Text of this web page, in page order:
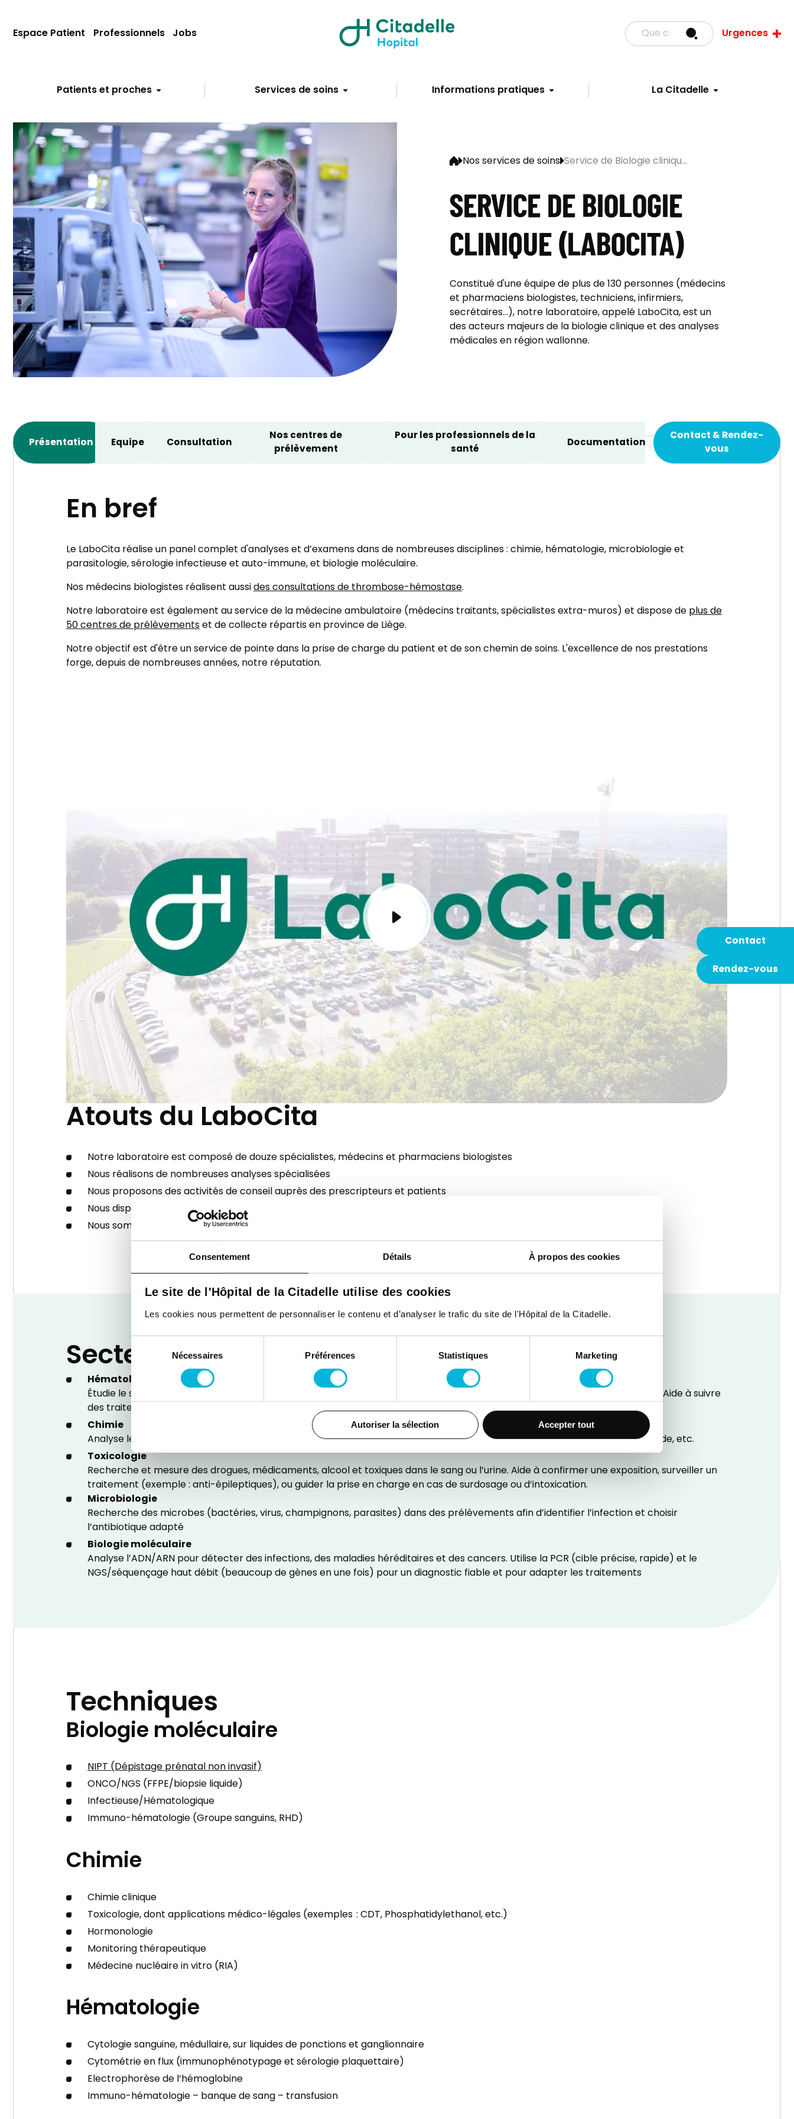
Consentement Détails À propos des cookies
Le site de l'Hôpital de la Citadelle utilise des cookies
Les cookies nous permettent de personnaliser le contenu et d’analyser le trafic du site de l'Hôpital de la Citadelle.
du
consentement
Nécessaires Préférences Statistiques Marketing
Autoriser la sélection Accepter tout
Patients et proches Services de soins Informations pratiques La Citadelle
Espace Patient Professionnels Jobs Urgences
Contact
Rendez-vous
Nos services de soins Service de Biologie cliniqu...
SERVICE DE BIOLOGIE
CLINIQUE (LABOCITA)
Constitué d'une équipe de plus de 130 personnes (médecins
et pharmaciens biologistes, techniciens, infirmiers,
secrétaires...), notre laboratoire, appelé LaboCita, est un
des acteurs majeurs de la biologie clinique et des analyses
médicales en région wallonne.
Présentation Equipe Consultation
Nos centres de
prélèvement
Pour les professionnels de la
santé
Documentation
Contact & Rendez-
vous
En bref
Le LaboCita réalise un panel complet d'analyses et d’examens dans de nombreuses disciplines : chimie, hématologie, microbiologie et
parasitologie, sérologie infectieuse et auto-immune, et biologie moléculaire.
Nos médecins biologistes réalisent aussides consultations de thrombose-hémostase.
Notre laboratoire est également au service de la médecine ambulatoire (médecins traitants, spécialistes extra-muros) et dispose deplus de
50 centres de prélèvementset de collecte répartis en province de Liège.
Notre objectif est d'être un service de pointe dans la prise de charge du patient et de son chemin de soins. L'excellence de nos prestations
forge, depuis de nombreuses années, notre réputation.
Atouts du LaboCita
Notre laboratoire est composé de douze spécialistes, médecins et pharmaciens biologistes
Nous réalisons de nombreuses analyses spécialisées
Nous proposons des activités de conseil auprès des prescripteurs et patients
Nous disposons d’un laboratoire d'urgence fonctionnant 24h/24 et 7j/7
Nous sommes accrédités ISO 15189 par
Secteurs d’activité
Hématologie
Étudie le sang (globules, plaquettes) pour dépister anémies, infections, troubles de la coagulation, cancers hématologiques. Aide à suivre
des traitements comme les anticoagulants
Chimie
Analyse les substances dans le sang/urines (sucre, cholestérol, enzymes, hormones) pour évaluer foie, reins, diabète, thyroïde, etc.
Toxicologie
Recherche et mesure des drogues, médicaments, alcool et toxiques dans le sang ou l’urine. Aide à confirmer une exposition, surveiller un
traitement (exemple : anti-épileptiques), ou guider la prise en charge en cas de surdosage ou d’intoxication.
Microbiologie
Recherche des microbes (bactéries, virus, champignons, parasites) dans des prélèvements afin d’identifier l’infection et choisir
l’antibiotique adapté
Biologie moléculaire
Analyse l’ADN/ARN pour détecter des infections, des maladies héréditaires et des cancers. Utilise la PCR (cible précise, rapide) et le
NGS/séquençage haut débit (beaucoup de gènes en une fois) pour un diagnostic fiable et pour adapter les traitements
Techniques
Biologie moléculaire
NIPT (Dépistage prénatal non invasif)
ONCO/NGS (FFPE/biopsie liquide)
Infectieuse/Hématologique
Immuno-hématologie (Groupe sanguins, RHD)
Chimie
Chimie clinique
Toxicologie, dont applications médico-légales (exemples : CDT, Phosphatidylethanol, etc.)
Hormonologie
Monitoring thérapeutique
Médecine nucléaire in vitro (RIA)
Hématologie
Cytologie sanguine, médullaire, sur liquides de ponctions et ganglionnaire
Cytométrie en flux (immunophénotypage et sérologie plaquettaire)
Electrophorèse de l’hémoglobine
Immuno-hématologie – banque de sang – transfusion